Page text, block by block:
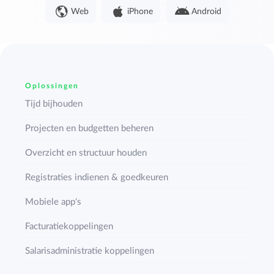
Web iPhone Android
Oplossingen
Tijd bijhouden
Projecten en budgetten beheren
Overzicht en structuur houden
Registraties indienen & goedkeuren
Mobiele app's
Facturatiekoppelingen
Salarisadministratie koppelingen